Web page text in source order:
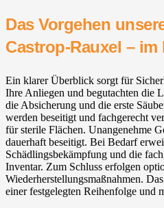
Das Vorgehen
Castrop-Rauxel – im
Ein klarer Überblick sorgt für
Ihre Anliegen und begutachten die
die Absicherung und die erste
werden beseitigt und fachgerecht
für sterile Flächen. Unangenehme
dauerhaft beseitigt. Bei Bedarf
Schädlingsbekämpfung und die
Inventar. Zum Schluss erfolgen
Wiederherstellungsmaßnahmen.
einer festgelegten Reihenfolge und